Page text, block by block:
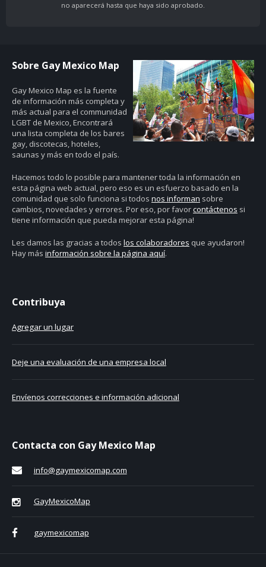
no aparecerá hasta que haya sido aprobado.
Sobre Gay Mexico Map
Gay Mexico Map es la fuente
de información más completa y
más actual para el communidad
LGBT de Mexico, Encontrará
una lista completa de los bares
gay, discotecas, hoteles,
saunas y más en todo el país.
Hacemos todo lo posible para mantener toda la información en
esta página web actual, pero eso es un esfuerzo basado en la
comunidad que solo funciona si todos nos informan sobre
cambios, novedades y errores. Por eso, por favorcontáctenos si
tiene información que pueda mejorar esta página!
Les damos las gracias a todos los colaboradores que ayudaron!
Hay más información sobre la página aquí.
Contribuya
Agregar un lugar
Deje una evaluación de una empresa local
Envíenos correcciones e información adicional
Contacta con Gay Mexico Map
info@gaymexicomap.com
GayMexicoMap
gaymexicomap